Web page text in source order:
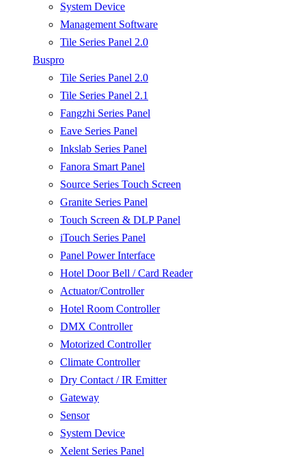
System Device
Management Software
Tile Series Panel 2.0
Buspro
Tile Series Panel 2.0
Tile Series Panel 2.1
Fangzhi Series Panel
Eave Series Panel
Inkslab Series Panel
Fanora Smart Panel
Source Series Touch Screen
Granite Series Panel
Touch Screen & DLP Panel
iTouch Series Panel
Panel Power Interface
Hotel Door Bell / Card Reader
Actuator/Controller
Hotel Room Controller
DMX Controller
Motorized Controller
Climate Controller
Dry Contact / IR Emitter
Gateway
Sensor
System Device
Xelent Series Panel